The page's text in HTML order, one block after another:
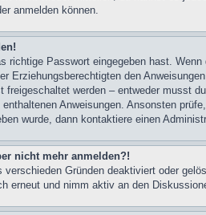
anmelden können.
richtige Passwort eingegeben hast.
Erziehungsberechtigten den
werden – entweder musst
Anweisungen. Ansonsten
wurde, dann kontaktiere einen
nicht mehr anmelden?!
Gründen deaktiviert oder
erneut und nimm aktiv an den